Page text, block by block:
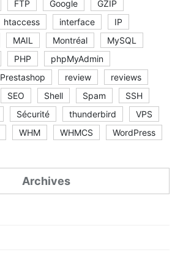
FTP Google
GZIP
htaccess interface
IP
MAIL Montréal
MySQL
PHP
phpMyAdmin
Prestashop review
reviews
SEO Shell Spam
SSH
Sécurité thunderbird
VPS
WHM WHMCS WordPress
Archives